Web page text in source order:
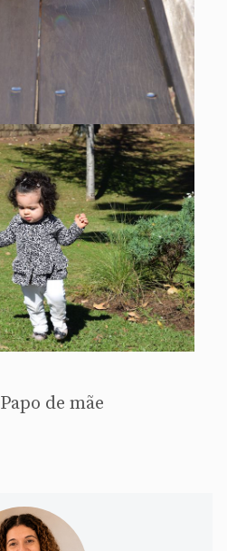
Papo de mãe